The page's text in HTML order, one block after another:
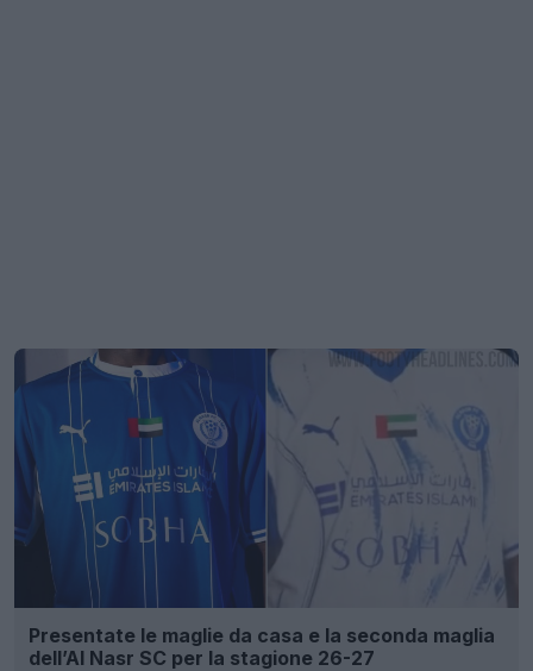
Presentate le maglie da casa e la seconda maglia
dell’Al Nasr SC per la stagione 26-27